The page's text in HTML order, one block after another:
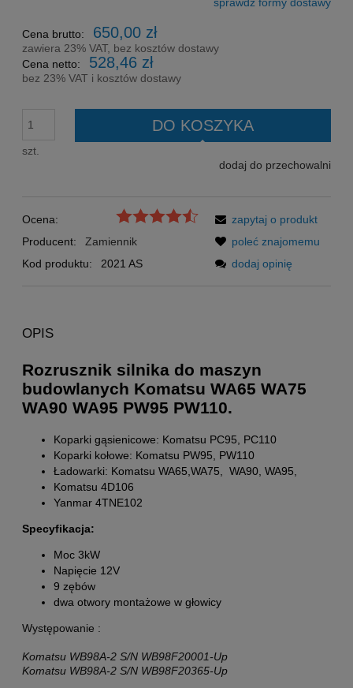
Cena nie zawiera ewentualnych kosztów płatności
Cena brutto: 650,00 zł
zawiera 23% VAT, bez kosztów dostawy
Cena netto:
528,46 zł
bez 23% VAT i kosztów dostawy
szt.
DO KOSZYKA
dodaj do przechowalni
Ocena:
Producent:
Zamiennik
Kod produktu:
2021 AS
zapytaj o produkt
poleć znajomemu
dodaj opinię
OPIS
Rozrusznik silnika do maszyn
budowlanych Komatsu WA65 WA75
WA90 WA95 PW95 PW110.
Koparki gąsienicowe: Komatsu PC95, PC110
Koparki kołowe: Komatsu PW95, PW110
Ładowarki: Komatsu WA65,WA75, WA90, WA95,
Komatsu 4D106
Yanmar 4TNE102
Specyfikacja:
Moc 3kW
Napięcie 12V
9 zębów
dwa otwory montażowe w głowicy
Występowanie :
Komatsu WB98A-2 S/N WB98F20001-Up
Komatsu WB98A-2 S/N WB98F20365-Up